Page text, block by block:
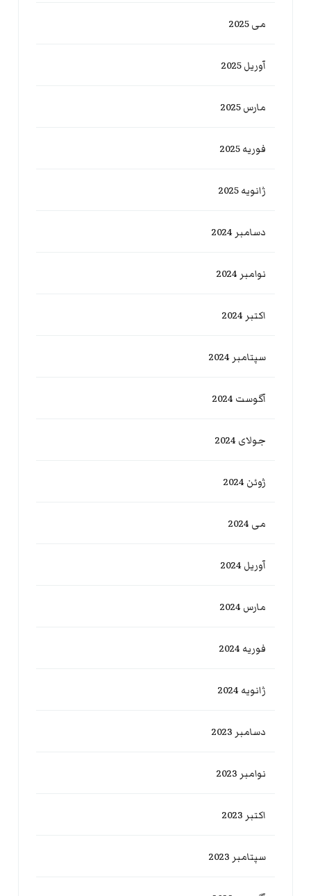
می 2025
آوریل 2025
مارس 2025
فوریه 2025
ژانویه 2025
دسامبر 2024
نوامبر 2024
اکتبر 2024
سپتامبر 2024
آگوست 2024
جولای 2024
ژوئن 2024
می 2024
آوریل 2024
مارس 2024
فوریه 2024
ژانویه 2024
دسامبر 2023
نوامبر 2023
اکتبر 2023
سپتامبر 2023